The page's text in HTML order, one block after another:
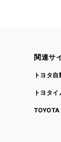
関連サ
トヨタ
トヨタイ